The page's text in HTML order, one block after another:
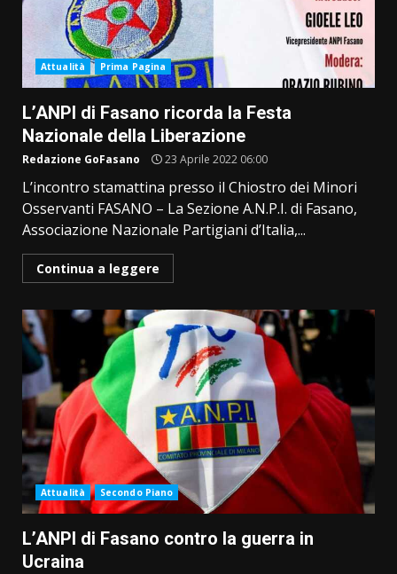
Attualità Prima Pagina
L’ANPI di Fasano ricorda la Festa
Nazionale della Liberazione
Redazione GoFasano 23 Aprile 2022 06:00
L’incontro stamattina presso il Chiostro dei Minori
Osservanti FASANO – La Sezione A.N.P.I. di Fasano,
Associazione Nazionale Partigiani d’Italia,...
Continua a leggere
Attualità Secondo Piano
L’ANPI di Fasano contro la guerra in
Ucraina